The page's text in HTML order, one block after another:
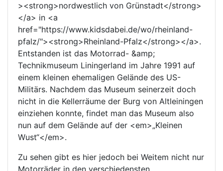
><strong>nordwestlich von Grünstadt</strong>
</a> in <a
href="https://www.kidsdabei.de/wo/rheinland-
pfalz/"><strong>Rheinland-Pfalz</strong></a>.
Entstanden ist das Motorrad- &amp;
Technikmuseum Liningerland im Jahre 1991 auf
einem kleinen ehemaligen Gelände des US-
Militärs. Nachdem das Museum seinerzeit doch
nicht in die Kellerräume der Burg von Altleiningen
einziehen konnte, findet man das Museum also
nun auf dem Gelände auf der <em>„Kleinen
Wust“</em>.
Zu sehen gibt es hier jedoch bei Weitem nicht nur
Motorräder in den verschiedensten